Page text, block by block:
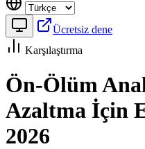
Ücretsiz dene
Karşılaştırma
Ön-Ölüm
Azaltma İçin
2026